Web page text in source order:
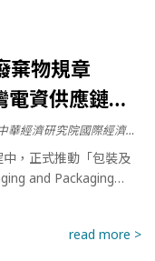
棄物規章
電資供應鏈的
連結解析
作者：吳俊彥/中華經濟研究院國際經濟所 助研究員
，正式推動「包裝及
and Packaging
read more >